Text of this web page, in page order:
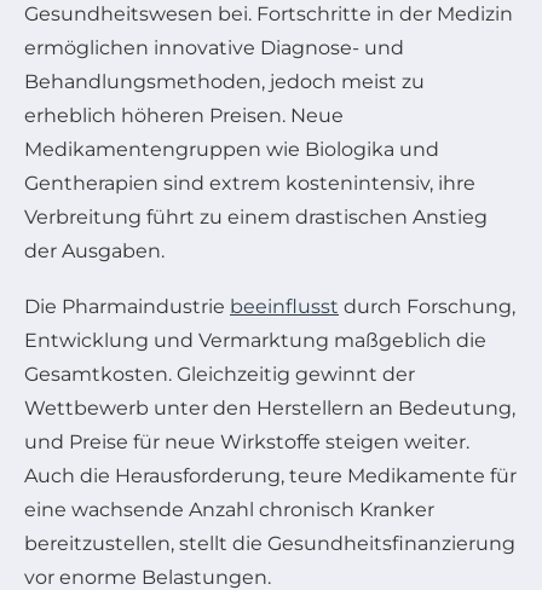
Gesundheitswesen bei. Fortschritte in der Medizin
ermöglichen innovative Diagnose- und
Behandlungsmethoden, jedoch meist zu
erheblich höheren Preisen. Neue
Medikamentengruppen wie Biologika und
Gentherapien sind extrem kostenintensiv, ihre
Verbreitung führt zu einem drastischen Anstieg
der Ausgaben.
Die Pharmaindustrie beeinflusst durch Forschung,
Entwicklung und Vermarktung maßgeblich die
Gesamtkosten. Gleichzeitig gewinnt der
Wettbewerb unter den Herstellern an Bedeutung,
und Preise für neue Wirkstoffe steigen weiter.
Auch die Herausforderung, teure Medikamente für
eine wachsende Anzahl chronisch Kranker
bereitzustellen, stellt die Gesundheitsfinanzierung
vor enorme Belastungen.